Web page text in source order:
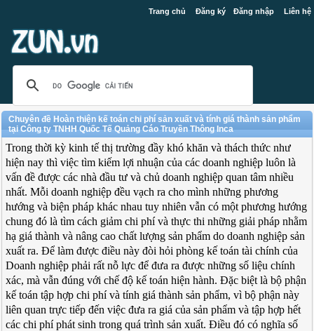
Trang chủ Đăng ký Đăng nhập Liên hệ
Chuyên đề Hoàn thiện kế toán chi phí sản xuất và tính giá thành sản phẩm
tại Công ty TNHH Quốc Tế Quảng Cáo Truyền Thông Inca
Trong thời kỳ kinh tế thị trường đầy khó khăn và thách thức như
hiện nay thì việc tìm kiếm lợi nhuận của các doanh nghiệp luôn là
vấn đề được các nhà đầu tư và chủ doanh nghiệp quan tâm nhiều
nhất. Mỗi doanh nghiệp đều vạch ra cho mình những phương
hướng và biện pháp khác nhau tuy nhiên vẫn có một phương hướng
chung đó là tìm cách giảm chi phí và thực thi những giải pháp nhằm
hạ giá thành và nâng cao chất lượng sản phẩm do doanh nghiệp sản
xuất ra. Để làm được điều này đòi hỏi phòng kế toán tài chính của
Doanh nghiệp phải rất nỗ lực để đưa ra được những số liệu chính
xác, mà vẫn đúng với chế độ kế toán hiện hành. Đặc biệt là bộ phận
kế toán tập hợp chi phí và tính giá thành sản phẩm, vì bộ phận này
liên quan trực tiếp đến việc đưa ra giá của sản phẩm và tập hợp hết
các chi phí phát sinh trong quá trình sản xuất. Điều đó có nghĩa số